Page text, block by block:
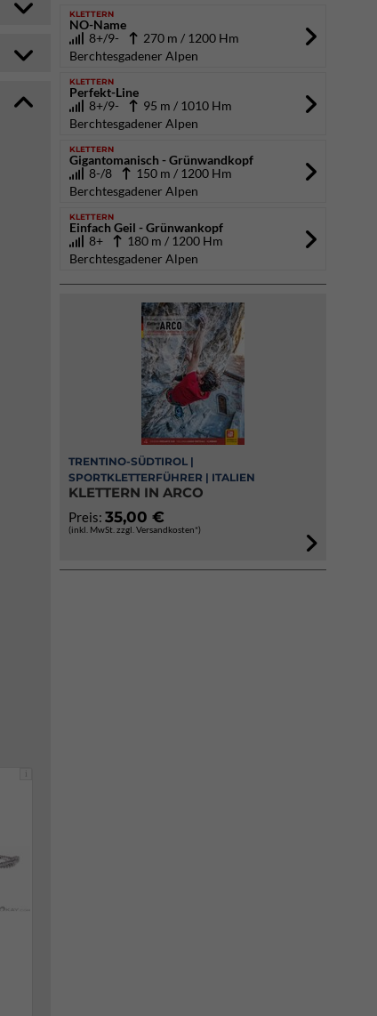
i
KLETTERN
NO-Name
8+/9-
270 m / 1200 Hm
Berchtesgadener Alpen
KLETTERN
Perfekt-Line
8+/9-
95 m / 1010 Hm
Berchtesgadener Alpen
KLETTERN
Gigantomanisch - Grünwandkopf
8-/8
150 m / 1200 Hm
Berchtesgadener Alpen
KLETTERN
Einfach Geil - Grünwankopf
8+
180 m / 1200 Hm
Berchtesgadener Alpen
TRENTINO-SÜDTIROL |
SPORTKLETTERFÜHRER | ITALIEN
KLETTERN IN ARCO
Preis: 35,00 €
(inkl. MwSt. zzgl. Versandkosten*)